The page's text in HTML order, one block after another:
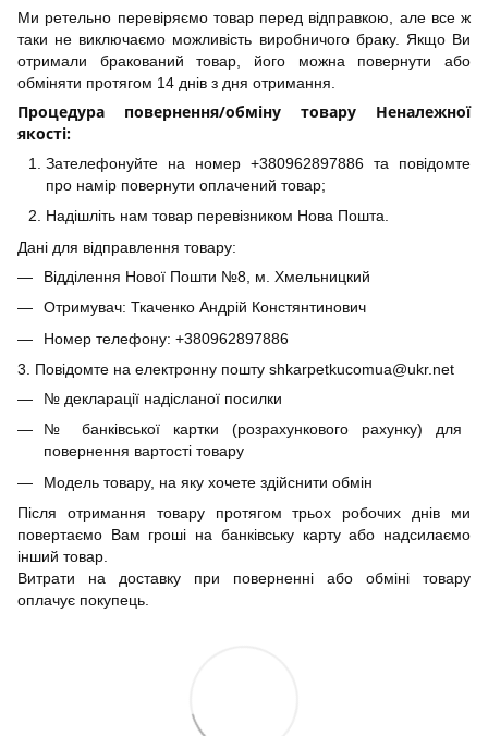
Ми ретельно перевіряємо товар перед відправкою, але все ж
таки не виключаємо можливість виробничого браку. Якщо Ви
отримали бракований товар, його можна повернути або
обміняти протягом 14 днів з дня отримання.
Процедура повернення/обміну товару Неналежної
якості:
Зателефонуйте на номер +380962897886 та повідомте
про намір повернути оплачений товар;
Надішліть нам товар перевізником Нова Пошта.
Дані для відправлення товару:
Відділення Нової Пошти №8, м. Хмельницкий
Отримувач: Ткаченко Андрій Констянтинович
Номер телефону: +380962897886
3. Повідомте на електронну пошту shkarpetkucomua@ukr.net
№ декларації надісланої посилки
№ банківської картки (розрахункового рахунку) для
повернення вартості товару
Модель товару, на яку хочете здійснити обмін
Після отримання товару протягом трьох робочих днів ми
повертаємо Вам гроші на банківську карту або надсилаємо
інший товар.
Витрати на доставку при поверненні або обміні товару
оплачує покупець.